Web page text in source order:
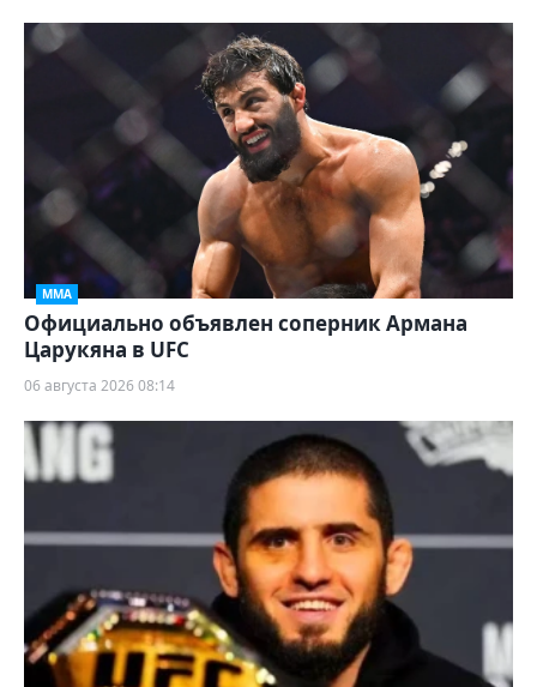
ММА
Официально объявлен соперник Армана
Царукяна в UFC
06 августа 2026 08:14